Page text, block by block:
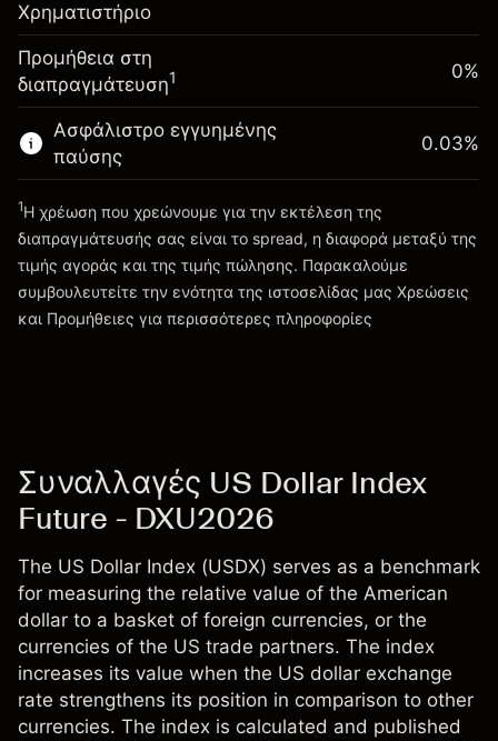
Μέγεθος διαπραγμάτευσης με μόχλευση
$10,000.00
Χρήματα από μόχλευση ~
Πηγαίνετε στην πλατφόρμα
χρηματοδότησης κατά
τη διάρκεια της νύχτας
Χρεώσεις από την πλήρη αξία
της θέσης
%
Μέγεθος διαπραγμάτευσης με μόχλευση
$10,000.00
Χρήματα από μόχλευση ~
Πηγαίνετε στην πλατφόρμα
Χρηματιστήριο
Προμήθεια στη
διαπραγμάτευση1 0%
Ασφάλιστρο εγγυημένης
παύσης
Χρεώσεις και Τέλη
0.03%
1Η χρέωση που χρεώνουμε για την εκτέλεση της
διαπραγμάτευσής σας είναι το spread, η διαφορά μεταξύ της
τιμής αγοράς και της τιμής πώλησης. Παρακαλούμε
συμβουλευτείτε την ενότητα της ιστοσελίδας μας Χρεώσεις
και Προμήθειες για περισσότερες πληροφορίες
Συναλλαγές US Dollar Index
Future - DXU2026
The US Dollar Index (USDX) serves as a benchmark
for measuring the relative value of the American
dollar to a basket of foreign currencies, or the
currencies of the US trade partners. The index
increases its value when the US dollar exchange
rate strengthens its position in comparison to other
currencies. The index is calculated and published